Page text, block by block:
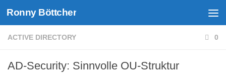
Unter dem Inhalt
Ronny Böttcher
ACTIVE DIRECTORY 0
AD-Security: Sinnvolle OU-Struktur